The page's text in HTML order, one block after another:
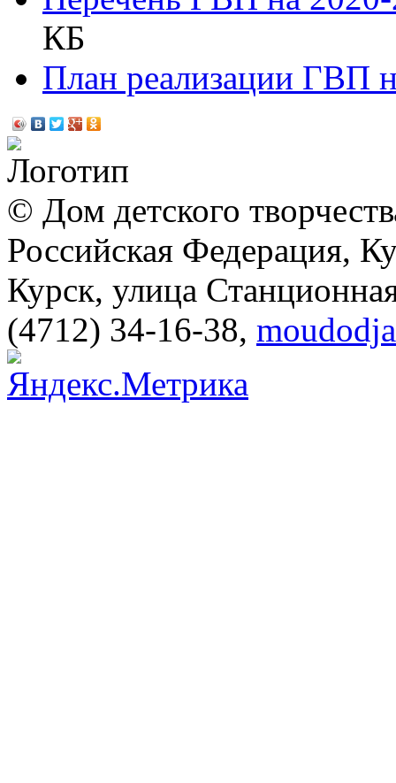
КБ
План реализации ГВП
© Дом детского
Российская Федерация,
Курск, улица
(4712) 34-16-38,